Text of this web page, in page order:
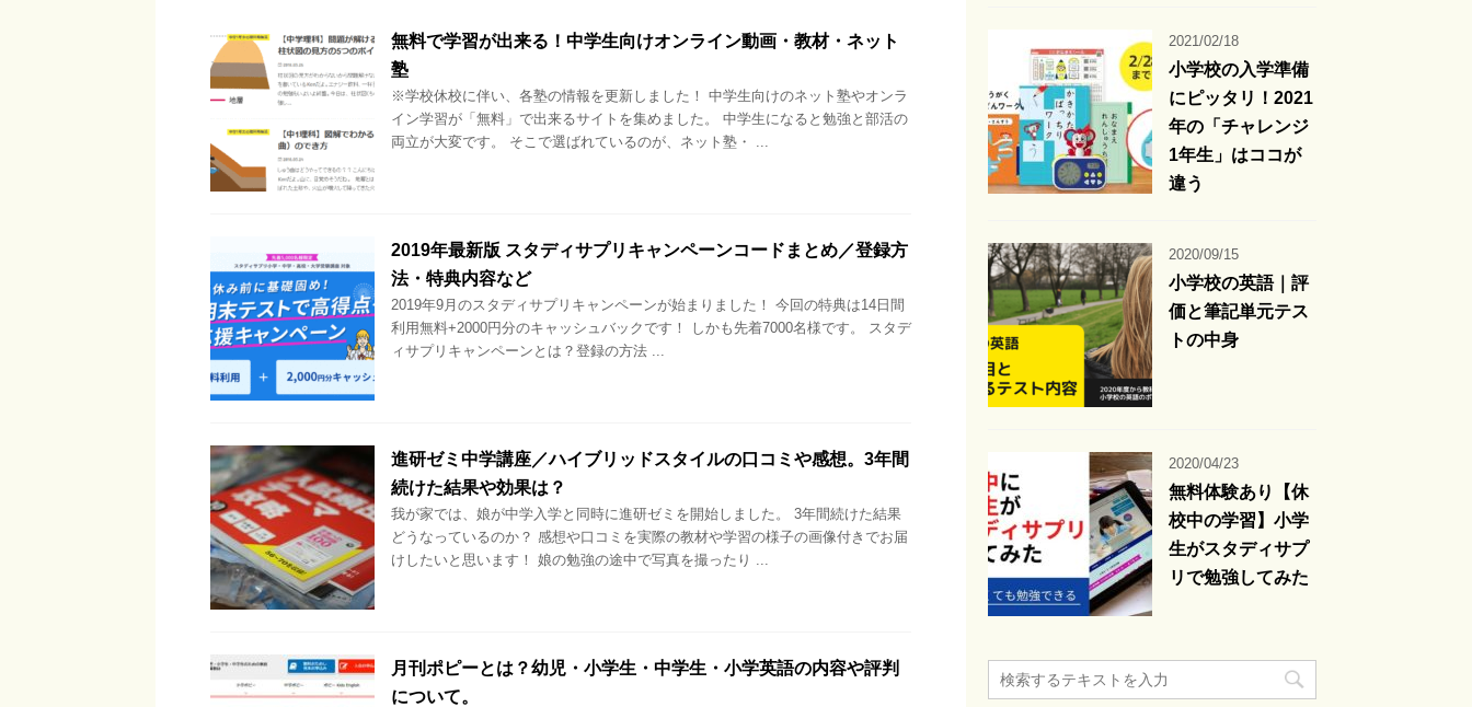
無料で学習が出来る！中学生向けオンライン動画・教材・ネット
塾
※学校休校に伴い、各塾の情報を更新しました！ 中学生向けのネット塾やオンラ
イン学習が「無料」で出来るサイトを集めました。 中学生になると勉強と部活の
両立が大変です。 そこで選ばれているのが、ネット塾・ ...
2019年最新版 スタディサプリキャンペーンコードまとめ／登録方
法・特典内容など
2019年9月のスタディサプリキャンペーンが始まりました！ 今回の特典は14日間
利用無料+2000円分のキャッシュバックです！ しかも先着7000名様です。 スタデ
ィサプリキャンペーンとは？登録の方法 ...
進研ゼミ中学講座／ハイブリッドスタイルの口コミや感想。3年間
続けた結果や効果は？
我が家では、娘が中学入学と同時に進研ゼミを開始しました。 3年間続けた結果
どうなっているのか？ 感想や口コミを実際の教材や学習の様子の画像付きでお届
けしたいと思います！ 娘の勉強の途中で写真を撮ったり ...
月刊ポピーとは？幼児・小学生・中学生・小学英語の内容や評判
について。
2021/02/18
小学校の入学準備
にピッタリ！2021
年の「チャレンジ
1年生」はココが
違う
2020/09/15
小学校の英語｜評
価と筆記単元テス
トの中身
2020/04/23
無料体験あり【休
校中の学習】小学
生がスタディサプ
リで勉強してみた